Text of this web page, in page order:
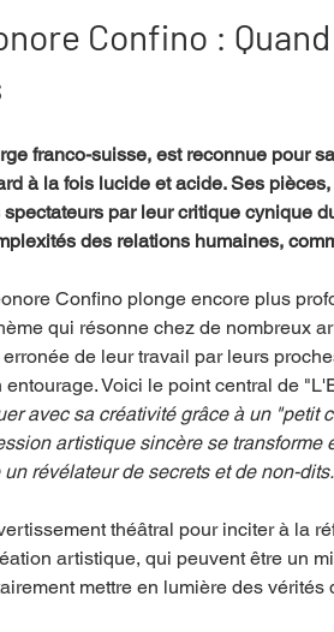
Littérature Cirque
Confino :
franco-suisse, est reconnue pour
à la fois lucide et acide. Ses
par leur critique cynique
des relations humaines,
Confino plonge encore plus
qui résonne chez de nombreux
de leur travail par leurs
Voici le point central de
avec sa créativité grâce à un "petit
artistique sincère se transforme
révélateur de secrets et de non-dits.
théâtral pour inciter à la
artistique, qui peuvent être un
mettre en lumière des vérités